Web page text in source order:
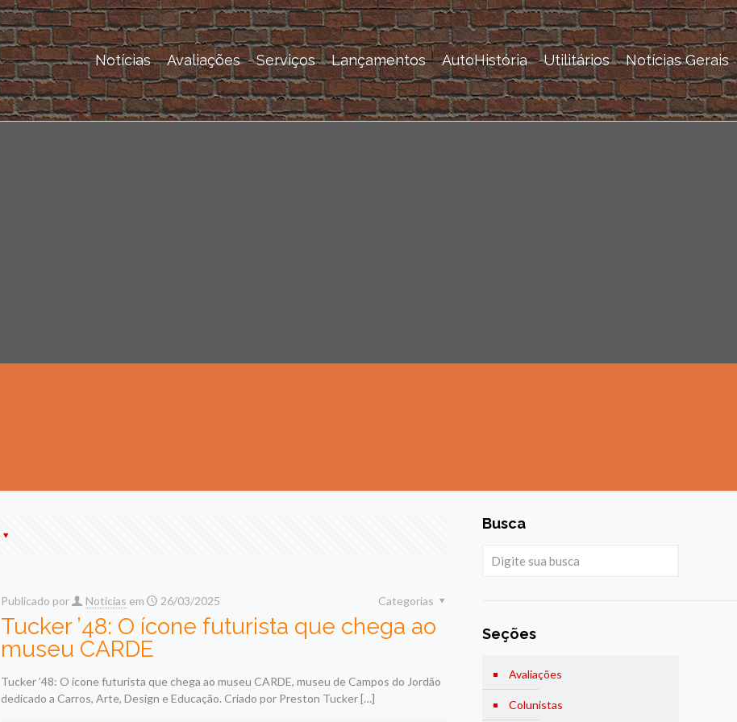
Notícias Avaliações Serviços Lançamentos AutoHistória Utilitários Notícias Gerais
Publicado por Noticias em 26/03/2025 Categorias
Tucker ’48: O ícone futurista que chega ao
museu CARDE
Tucker ’48: O ícone futurista que chega ao museu CARDE, museu de Campos do Jordão
dedicado a Carros, Arte, Design e Educação. Criado por Preston Tucker[…]
Busca
Seções
Avaliações
Colunistas